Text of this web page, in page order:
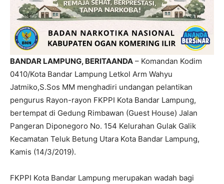
BANDAR LAMPUNG, BERITAANDA – Komandan Kodim
0410/Kota Bandar Lampung Letkol Arm Wahyu
Jatmiko,S.Sos MM menghadiri undangan pelantikan
pengurus Rayon-rayon FKPPI Kota Bandar Lampung,
bertempat di Gedung Rimbawan (Guest House) Jalan
Pangeran Diponegoro No. 154 Kelurahan Gulak Galik
Kecamatan Teluk Betung Utara Kota Bandar Lampung,
Kamis (14/3/2019).
FKPPI Kota Bandar Lampung merupakan wadah bagi